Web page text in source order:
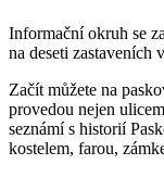
Informační okruh se
na deseti zastaveních
Začít můžete na
provedou nejen
seznámí s historií
kostelem, farou,